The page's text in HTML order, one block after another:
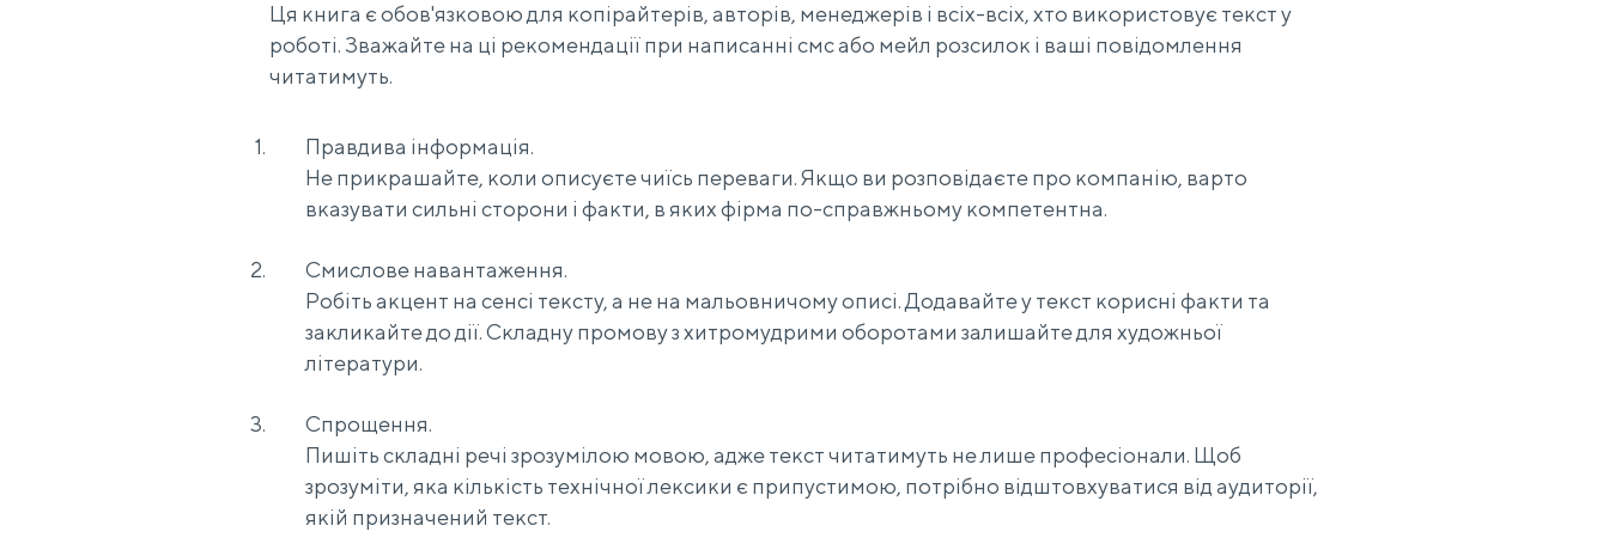
Ця книга є обов'язковою для копірайтерів, авторів, менеджерів і всіх-всіх, хто використовує текст у
роботі. Зважайте на ці рекомендації при написанні смс або мейл розсилок і ваші повідомлення
читатимуть.
Правдива інформація.
Не прикрашайте, коли описуєте чиїсь переваги. Якщо ви розповідаєте про компанію, варто
вказувати сильні сторони і факти, в яких фірма по-справжньому компетентна.
Смислове навантаження.
Робіть акцент на сенсі тексту, а не на мальовничому описі. Додавайте у текст корисні факти та
закликайте до дії. Складну промову з хитромудрими оборотами залишайте для художньої
літератури.
Спрощення.
Пишіть складні речі зрозумілою мовою, адже текст читатимуть не лише професіонали. Щоб
зрозуміти, яка кількість технічної лексики є припустимою, потрібно відштовхуватися від аудиторії,
якій призначений текст.